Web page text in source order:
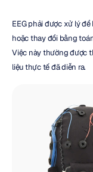
EEG phải được xử lý
hoặc thay đổi bằng
Việc này thường được
liệu thực tế đã diễn ra.